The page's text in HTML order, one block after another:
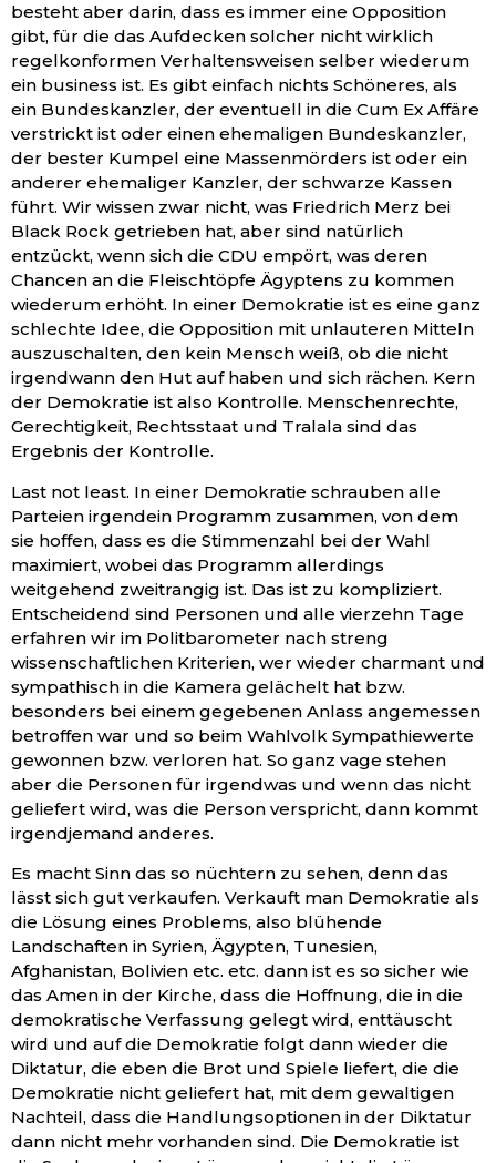
besteht aber darin, dass es immer eine Opposition
gibt, für die das Aufdecken solcher nicht wirklich
regelkonformen Verhaltensweisen selber wiederum
ein business ist. Es gibt einfach nichts Schöneres, als
ein Bundeskanzler, der eventuell in die Cum Ex Affäre
verstrickt ist oder einen ehemaligen Bundeskanzler,
der bester Kumpel eine Massenmörders ist oder ein
anderer ehemaliger Kanzler, der schwarze Kassen
führt. Wir wissen zwar nicht, was Friedrich Merz bei
Black Rock getrieben hat, aber sind natürlich
entzückt, wenn sich die CDU empört, was deren
Chancen an die Fleischtöpfe Ägyptens zu kommen
wiederum erhöht. In einer Demokratie ist es eine ganz
schlechte Idee, die Opposition mit unlauteren Mitteln
auszuschalten, den kein Mensch weiß, ob die nicht
irgendwann den Hut auf haben und sich rächen. Kern
der Demokratie ist also Kontrolle. Menschenrechte,
Gerechtigkeit, Rechtsstaat und Tralala sind das
Ergebnis der Kontrolle.
Last not least. In einer Demokratie schrauben alle
Parteien irgendein Programm zusammen, von dem
sie hoffen, dass es die Stimmenzahl bei der Wahl
maximiert, wobei das Programm allerdings
weitgehend zweitrangig ist. Das ist zu kompliziert.
Entscheidend sind Personen und alle vierzehn Tage
erfahren wir im Politbarometer nach streng
wissenschaftlichen Kriterien, wer wieder charmant und
sympathisch in die Kamera gelächelt hat bzw.
besonders bei einem gegebenen Anlass angemessen
betroffen war und so beim Wahlvolk Sympathiewerte
gewonnen bzw. verloren hat. So ganz vage stehen
aber die Personen für irgendwas und wenn das nicht
geliefert wird, was die Person verspricht, dann kommt
irgendjemand anderes.
Es macht Sinn das so nüchtern zu sehen, denn das
lässt sich gut verkaufen. Verkauft man Demokratie als
die Lösung eines Problems, also blühende
Landschaften in Syrien, Ägypten, Tunesien,
Afghanistan, Bolivien etc. etc. dann ist es so sicher wie
das Amen in der Kirche, dass die Hoffnung, die in die
demokratische Verfassung gelegt wird, enttäuscht
wird und auf die Demokratie folgt dann wieder die
Diktatur, die eben die Brot und Spiele liefert, die die
Demokratie nicht geliefert hat, mit dem gewaltigen
Nachteil, dass die Handlungsoptionen in der Diktatur
dann nicht mehr vorhanden sind. Die Demokratie ist